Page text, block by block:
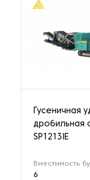
Гусеничная
дробильная
SP1213IE
Вместимость
6